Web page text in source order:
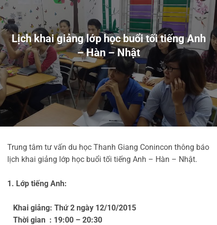
Lịch khai giảng lớp học buổi tối tiếng Anh
– Hàn – Nhật
Trung tâm tư vấn du học Thanh Giang Conincon thông báo
lịch khai giảng lớp học buổi tối tiếng Anh – Hàn – Nhật.
1. Lớp tiếng Anh:
Khai giảng: Thứ 2 ngày 12/10/2015
Thời gian : 19:00 – 20:30